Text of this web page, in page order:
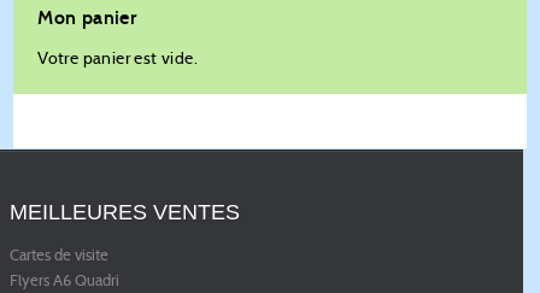
Mon panier
Votre panier est vide.
MEILLEURES VENTES
Cartes de visite
Flyers A6 Quadri